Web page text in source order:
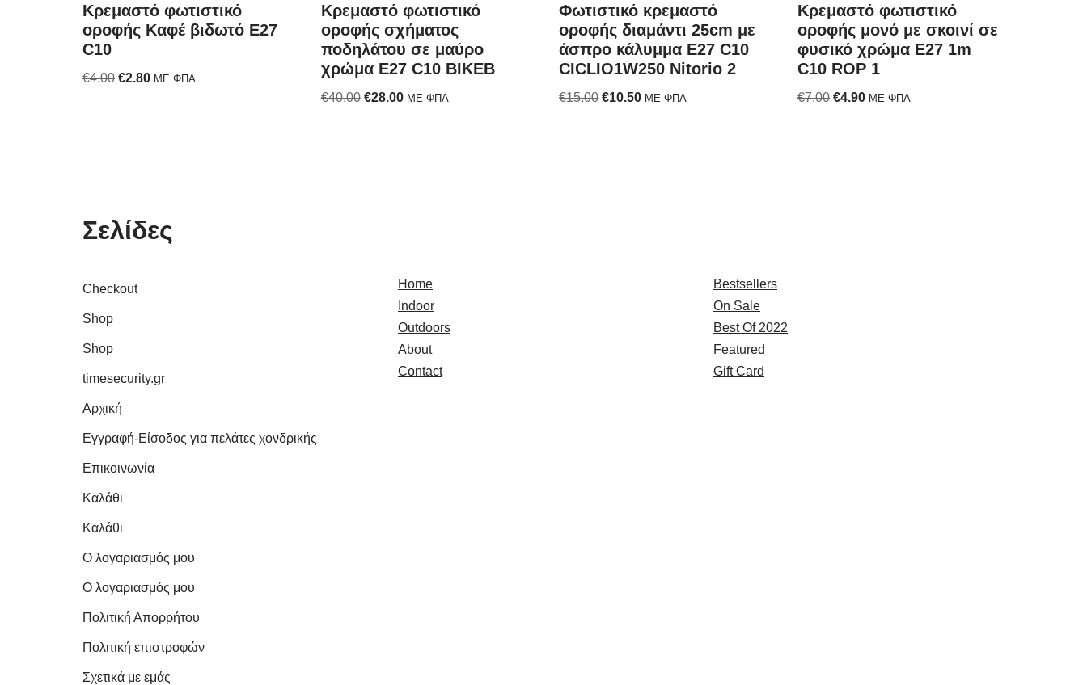
Κρεμαστό φωτιστικό
οροφής Καφέ βιδωτό E27
C10
€4.00 €2.80 ΜΕ ΦΠΑ
Κρεμαστό φωτιστικό
οροφής σχήματος
ποδηλάτου σε μαύρο
χρώμα E27 C10 BIKEB
€40.00 €28.00 ΜΕ ΦΠΑ
Φωτιστικό κρεμαστό
οροφής διαμάντι 25cm με
άσπρο κάλυμμα E27 C10
CICLIO1W250 Nitorio 2
€15.00 €10.50 ΜΕ ΦΠΑ
Κρεμαστό φωτιστικό
οροφής μονό με σκοινί σε
φυσικό χρώμα E27 1m
C10 ROP 1
€7.00 €4.90 ΜΕ ΦΠΑ
Σελίδες
Checkout
Shop
Shop
timesecurity.gr
Αρχική
Εγγραφή-Είσοδος για πελάτες χονδρικής
Επικοινωνία
Καλάθι
Καλάθι
Ο λογαριασμός μου
Ο λογαριασμός μου
Πολιτική Απορρήτου
Πολιτική επιστροφών
Σχετικά με εμάς
Home
Indoor
Outdoors
About
Contact
Bestsellers
On Sale
Best Of 2022
Featured
Gift Card